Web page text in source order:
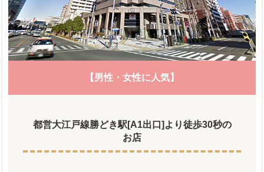
【男性・女性に人気】
都営大江戸線勝どき駅[A1出口]より徒歩30秒の
お店